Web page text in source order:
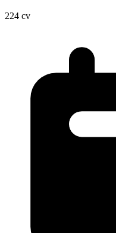
224 cv